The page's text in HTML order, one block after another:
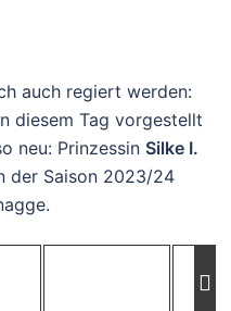
auch regiert werden:
diesem Tag vorgestellt
neu: Prinzessin Silke I.
der Saison 2023/24